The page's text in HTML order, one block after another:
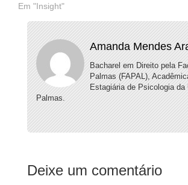
Em "Insight"
Amanda Mendes
Bacharel em Direito pela
Palmas (FAPAL),
Estagiária de Psicologia da
Palmas.
Deixe um comentário